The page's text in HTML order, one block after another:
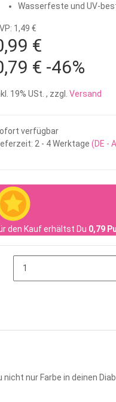
Wasserfeste und UV-
1,49 €
€
€ -46%
19% USt. , zzgl. Versand
verfügbar
2 - 4 Werktage (DE -
den Kauf erhältst Du 0,79
nur Farbe in deinen